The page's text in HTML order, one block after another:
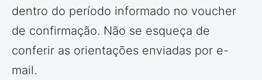
dentro do período informado no voucher
de confirmação. Não se esqueça de
conferir as orientações enviadas por e-
mail.